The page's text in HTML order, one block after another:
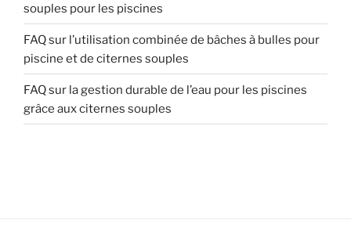
souples pour les piscines
FAQ sur l’utilisation combinée de bâches à bulles pour
piscine et de citernes souples
FAQ sur la gestion durable de l’eau pour les piscines
grâce aux citernes souples